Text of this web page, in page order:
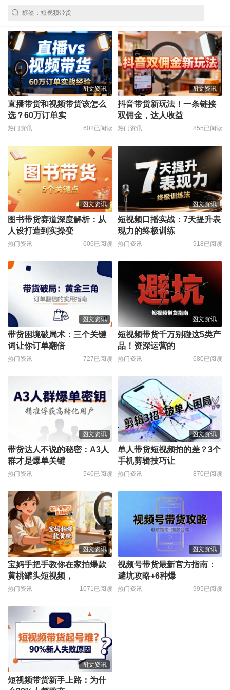
图文资讯
直播带货和视频带货该怎么
选？60万订单实
热门资讯 602已阅读
图文资讯
抖音带货新玩法！一条链接
双佣金，达人收益
热门资讯 855已阅读
图文资讯
图书带货赛道深度解析：从
人设打造到实操变
热门资讯 606已阅读
图文资讯
短视频口播实战：7天提升表
现力的终极训练
热门资讯 918已阅读
图文资讯
带货困境破局术：三个关键
词让你订单翻倍
热门资讯 727已阅读
图文资讯
短视频带货千万别碰这5类产
品！资深运营的
热门资讯 680已阅读
图文资讯
带货达人不说的秘密：A3人
群才是爆单关键
热门资讯 546已阅读
图文资讯
单人带货短视频拍的差？3个
手机剪辑技巧让
热门资讯 870已阅读
图文资讯
宝妈手把手教你在家拍爆款
黄桃罐头短视频，
热门资讯 1071已阅读
图文资讯
视频号带货最新官方指南：
避坑攻略+6种爆
热门资讯 995已阅读
图文资讯
短视频带货新手上路：为什